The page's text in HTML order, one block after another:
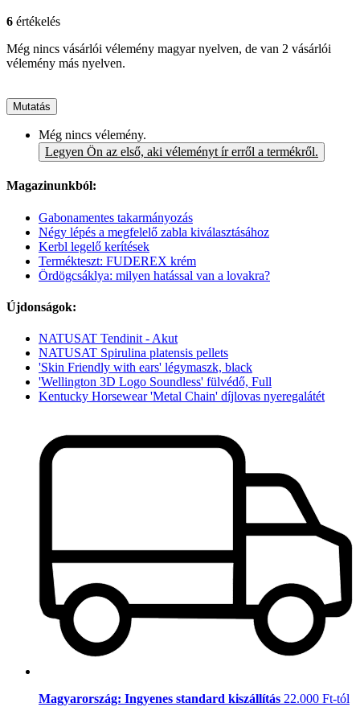
6 értékelés
Még nincs vásárlói vélemény magyar nyelven, de van 2 vásárlói
vélemény más nyelven.
Mutatás
Még nincs vélemény.
Legyen Ön az első, aki véleményt ír erről a termékről.
Magazinunkból:
Gabonamentes takarmányozás
Négy lépés a megfelelő zabla kiválasztásához
Kerbl legelő kerítések
Termékteszt: FUDEREX krém
Ördögcsáklya: milyen hatással van a lovakra?
Újdonságok:
NATUSAT Tendinit - Akut
NATUSAT Spirulina platensis pellets
'Skin Friendly with ears' légymaszk, black
'Wellington 3D Logo Soundless' fülvédő, Full
Kentucky Horsewear 'Metal Chain' díjlovas nyeregalátét
Magyarország: Ingyenes standard kiszállítás 22.000 Ft-tól